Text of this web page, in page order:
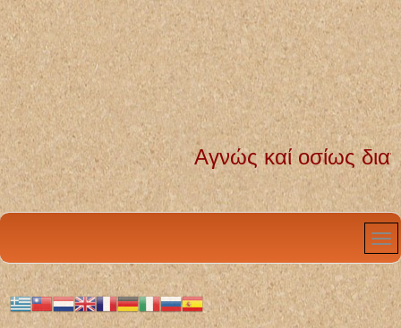
Αγνώς καί οσίως